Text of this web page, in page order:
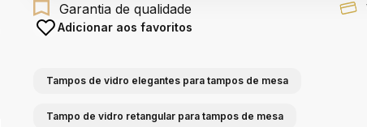
Garantia de qualidade
Adicionar aos favoritos
Tampos de vidro elegantes para tampos de mesa
Tampo de vidro retangular para tampos de mesa